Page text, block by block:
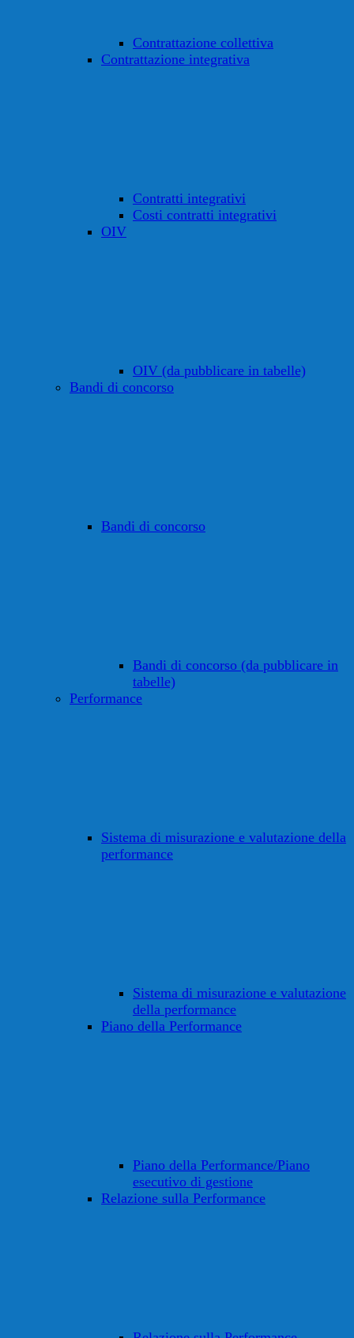
Contrattazione collettiva
Contrattazione integrativa
Contratti integrativi
Costi contratti integrativi
OIV
OIV (da pubblicare in tabelle)
Bandi di concorso
Bandi di concorso
Bandi di concorso (da pubblicare in
tabelle)
Performance
Sistema di misurazione e valutazione della
performance
Sistema di misurazione e valutazione
della performance
Piano della Performance
Piano della Performance/Piano
esecutivo di gestione
Relazione sulla Performance